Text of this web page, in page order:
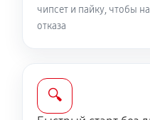
чипсет и пайку, чтобы
отказа
🔍